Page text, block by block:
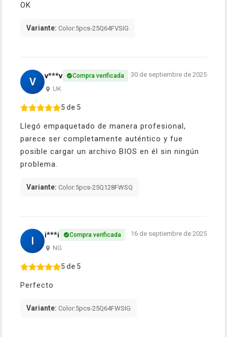
OK
Variante: Color:5pcs-25Q64FVSIG
V v***v Compra verificada
UK
30 de septiembre de 2025
5 de 5
Llegó empaquetado de manera profesional,
parece ser completamente auténtico y fue
posible cargar un archivo BIOS en él sin ningún
problema.
Variante: Color:5pcs-25Q128FWSQ
I i***i Compra verificada
NG
16 de septiembre de 2025
5 de 5
Perfecto
Variante: Color:5pcs-25Q64FWSIG